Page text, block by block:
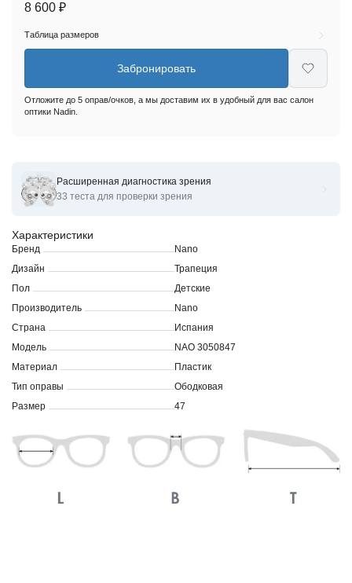
Оправы для очков корригирующих Nano Nao 3050847
Характеристики
Бренд
Nano
Дизайн
Трапеция
Пол
Детские
Производитель
Nano
Страна
Испания
Модель
NAO 3050847
Материал
Пластик
Тип оправы
Ободковая
Размер
47
8 600 ₽
Таблица размеров
Забронировать
Отложите до 5 оправ/очков, а мы доставим их в удобный для вас салон
оптики Nadin.
Расширенная диагностика зрения
33 теста для проверки зрения